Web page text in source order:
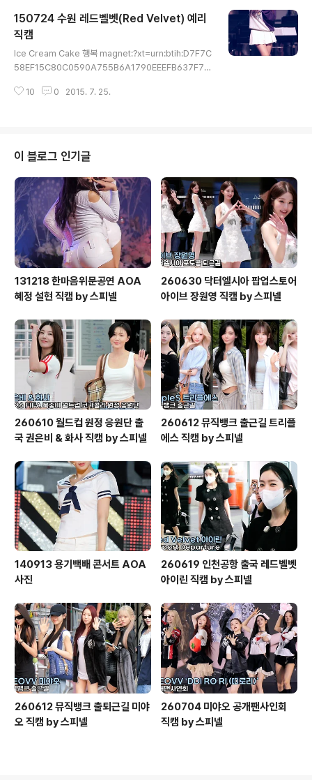
150724 수원 레드벨벳(Red Velvet) 예리
직캠
Ice Cream Cake 행복 magnet:?xt=urn:btih:D7F7C
58EF15C80C0590A755B6A1790EEEFB637F7&
b%b2%a8%eb%b2%b3%20%ec%98%88%e
unce&tr=udp%3a%2f%2ftracker.publicbt.com%
3a80%2fannounce&ws=http%3a%2f%2fremot
e.utorrent.com%2ftalon%2fseed%2f60962368
04%2fcontent%2f2
10 0 2015. 7. 25.
이 블로그 인기글
131218 한마음위문공연 AOA
혜정 설현 직캠 by 스피넬
260630 닥터엘시아 팝업스토어
아이브 장원영 직캠 by 스피넬
260610 월드컵 원정 응원단 출
국 권은비 & 화사 직캠 by 스피넬
260612 뮤직뱅크 출근길 트리플
에스 직캠 by 스피넬
140913 용기백배 콘서트 AOA
사진
260619 인천공항 출국 레드벨벳
아이린 직캠 by 스피넬
260612 뮤직뱅크 출퇴근길 미야
오 직캠 by 스피넬
260704 미야오 공개팬사인회
직캠 by 스피넬